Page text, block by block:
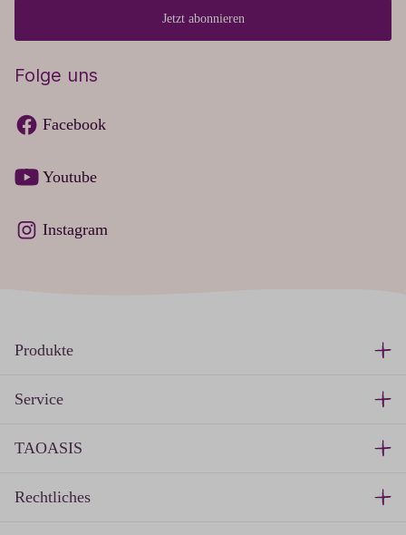
Jetzt abonnieren
Folge uns
Facebook
Youtube
Instagram
Produkte
Service
TAOASIS
Rechtliches